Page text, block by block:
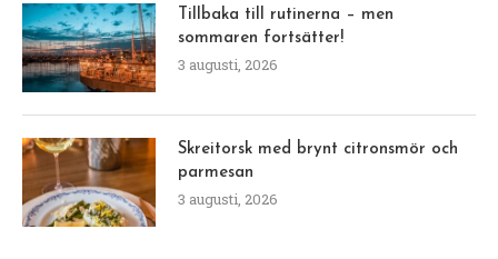
Tillbaka till rutinerna – men
sommaren fortsätter!
3 augusti, 2026
Skreitorsk med brynt citronsmör och
parmesan
3 augusti, 2026